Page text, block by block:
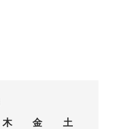
木 金 土